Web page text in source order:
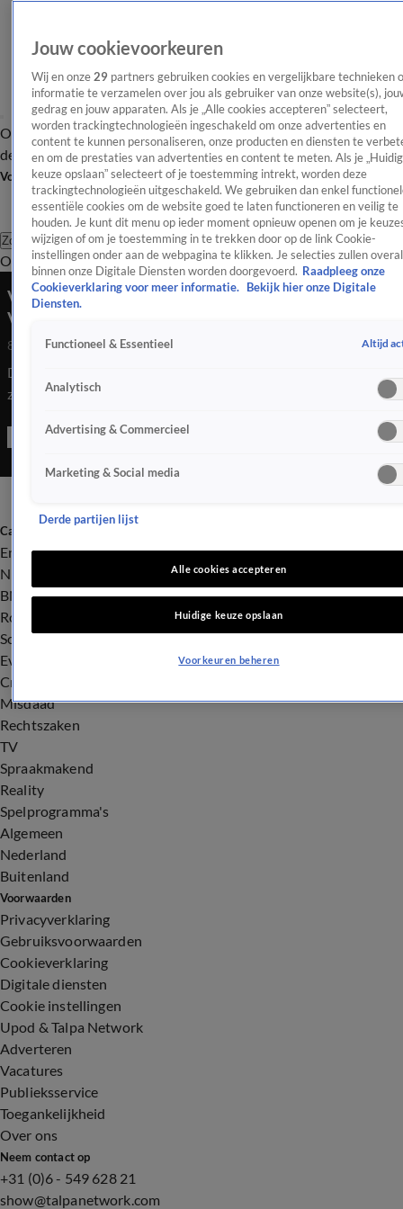
OverzichtAfleveringen Entertainment TV Algemeen
Tip
de redactieNieuwsbrief
Volg Shownieuws
Zoeken
OverzichtEntertainmentSpraakmakendRealityCrimeVideo's
Voorproefje opnames nieuw seizoen Gooische
Vrouwen
8 juli 2026, 20:06
De opnames van het nieuwe seizoen van Gooische Vrouwen
zitten er bijna op. Wij nemen alvast een kijkje achter de
een rondleiding over de set.
Categorieën
Entertainment
Nieuws
BN'ers
Royalty
Songfestival
Evenementen
Crime
Misdaad
Rechtszaken
TV
Spraakmakend
Reality
Spelprogramma's
Algemeen
Nederland
Buitenland
Voorwaarden
Privacyverklaring
Gebruiksvoorwaarden
Cookieverklaring
Digitale diensten
Cookie instellingen
Upod & Talpa Network
Adverteren
Vacatures
Publieksservice
Toegankelijkheid
Over ons
Neem contact op
+31 (0)6 - 549 628 21
show@talpanetwork.com
Jouw cookievoorkeuren
Wij en onze 29 partners gebruiken cookies en vergelijkbare technieken
informatie te verzamelen over jou als gebruiker van onze website(s),
gedrag en jouw apparaten. Als je „Alle cookies accepteren” selecteert,
worden trackingtechnologieën ingeschakeld om onze advertenties en
content te kunnen personaliseren, onze producten en diensten te
en om de prestaties van advertenties en content te meten. Als je
keuze opslaan” selecteert of je toestemming intrekt, worden deze
trackingtechnologieën uitgeschakeld. We gebruiken dan enkel
essentiële cookies om de website goed te laten functioneren en veilig te
houden. Je kunt dit menu op ieder moment opnieuw openen om je
wijzigen of om je toestemming in te trekken door op de link Cookie-
instellingen onder aan de webpagina te klikken. Je selecties zullen overal
binnen onze Digitale Diensten worden doorgevoerd. Raadpleeg onze
Cookieverklaring voor meer informatie.
Bekijk hier onze Digitale
Diensten.
Functioneel & Essentieel Altijd
Analytisch
Advertising & Commercieel
Marketing & Social media
Derde partijen lijst
Alle cookies accepteren
Huidige keuze opslaan
Voorkeuren beheren